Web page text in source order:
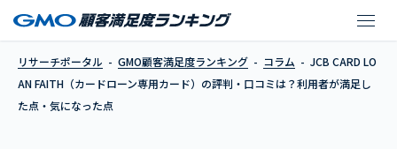
JCB CARD LOAN
リサーチポータル GMO顧客満足度ランキング コラム
JCB CARD LO
AN FAITH（カードローン専用カード）の評判・口コミは？利用者が満足し
た点・気になった点